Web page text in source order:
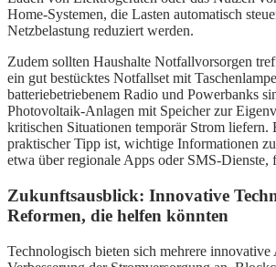
Home-Systemen, die Lasten automatisch
Netzbelastung reduziert werden.
Zudem sollten Haushalte Notfallvorsorgen
ein gut bestücktes Notfallset mit
batteriebetriebenem Radio und Powerbanks
Photovoltaik-Anlagen mit Speicher zur
kritischen Situationen temporär Strom liefern.
praktischer Tipp ist, wichtige Informationen
etwa über regionale Apps oder SMS-Dienste,
Zukunftsausblick: Innovative
Reformen, die helfen könnten
Technologisch bieten sich mehrere innovative